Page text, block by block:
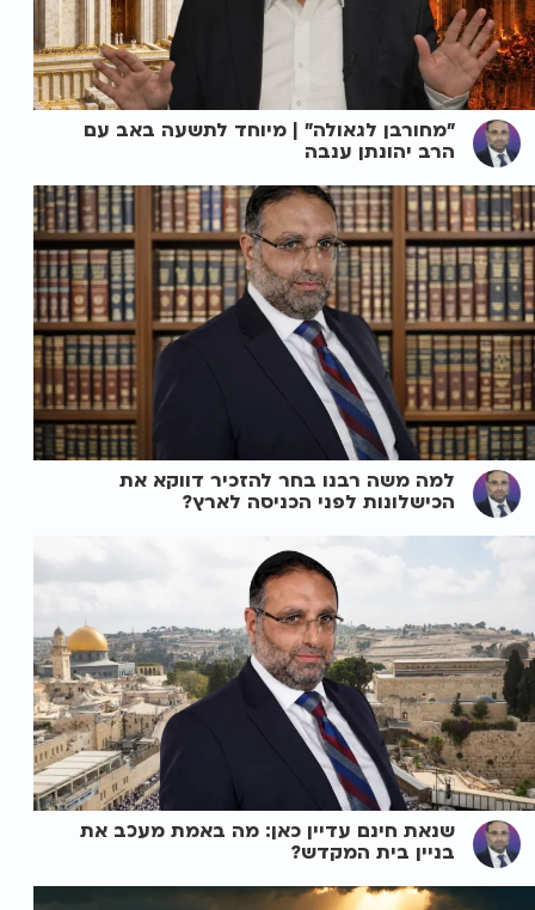
"מחורבן לגאולה" | מיוחד לתשעה באב עם
הרב יהונתן ענבה
למה משה רבנו בחר להזכיר דווקא את
הכישלונות לפני הכניסה לארץ?
שנאת חינם עדיין כאן: מה באמת מעכב את
בניין בית המקדש?